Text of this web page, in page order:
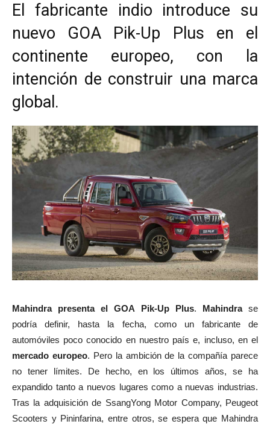
El fabricante indio introduce su
nuevo GOA Pik-Up Plus en el
continente europeo, con la
intención de construir una marca
global.
Mahindra presenta el GOA Pik-Up Plus. Mahindrase
podría definir, hasta la fecha, como un fabricante de
automóviles poco conocido en nuestro país e, incluso, en el
mercado europeo. Pero la ambición de la compañía parece
no tener límites. De hecho, en los últimos años, se ha
expandido tanto a nuevos lugares como a nuevas industrias.
Tras la adquisición de SsangYong Motor Company, Peugeot
Scooters y Pininfarina, entre otros, se espera que Mahindra